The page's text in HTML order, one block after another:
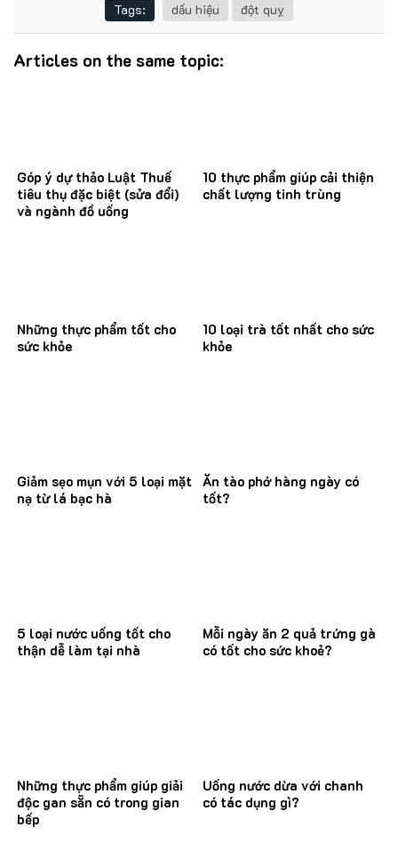
Tags: dấu hiệu đột quỵ
Articles on the same topic:
Góp ý dự thảo Luật Thuế
tiêu thụ đặc biệt (sửa đổi)
và ngành đồ uống
10 thực phẩm giúp cải thiện
chất lượng tinh trùng
Những thực phẩm tốt cho
sức khỏe
10 loại trà tốt nhất cho sức
khỏe
Giảm sẹo mụn với 5 loại mặt
nạ từ lá bạc hà
Ăn tào phớ hàng ngày có
tốt?
5 loại nước uống tốt cho
thận dễ làm tại nhà
Mỗi ngày ăn 2 quả trứng gà
có tốt cho sức khoẻ?
Những thực phẩm giúp giải
độc gan sẵn có trong gian
bếp
Uống nước dừa với chanh
có tác dụng gì?